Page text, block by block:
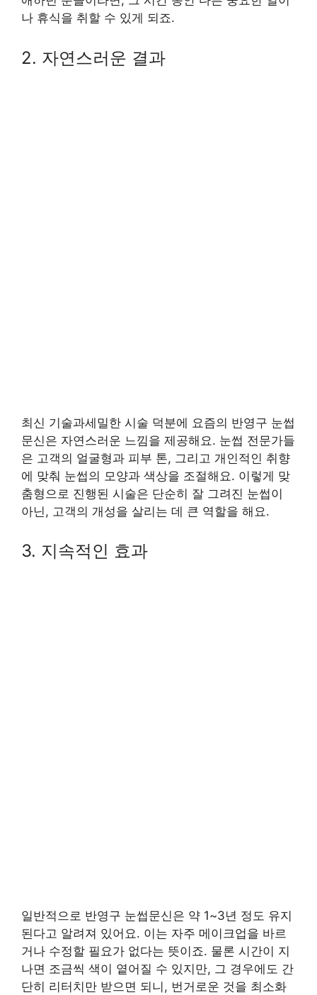
나 휴식을 취할 수 있게 되죠.
2. 자연스러운 결과
최신 기술과세밀한 시술 덕분에 요즘의 반영구 눈썹
문신은 자연스러운 느낌을 제공해요. 눈썹 전문가들
은 고객의 얼굴형과 피부 톤, 그리고 개인적인 취향
에 맞춰 눈썹의 모양과 색상을 조절해요. 이렇게 맞
춤형으로 진행된 시술은 단순히 잘 그려진 눈썹이
아닌, 고객의 개성을 살리는 데 큰 역할을 해요.
3. 지속적인 효과
일반적으로 반영구 눈썹문신은 약 1~3년 정도 유지
된다고 알려져 있어요. 이는 자주 메이크업을 바르
거나 수정할 필요가 없다는 뜻이죠. 물론 시간이 지
나면 조금씩 색이 옅어질 수 있지만, 그 경우에도 간
단히 리터치만 받으면 되니, 번거로운 것을 최소화